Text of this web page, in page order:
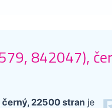
842047),
22500 stran je